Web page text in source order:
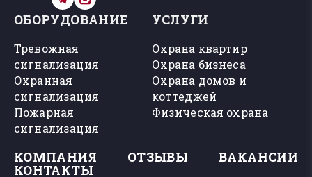
ОБОРУДОВАНИЕ
Тревожная
сигнализация
Охранная
сигнализация
Пожарная
сигнализация
УСЛУГИ
Охрана квартир
Охрана бизнеса
Охрана домов и
коттеджей
Физическая охрана
КОМПАНИЯ ОТЗЫВЫ ВАКАНСИИ
КОНТАКТЫ